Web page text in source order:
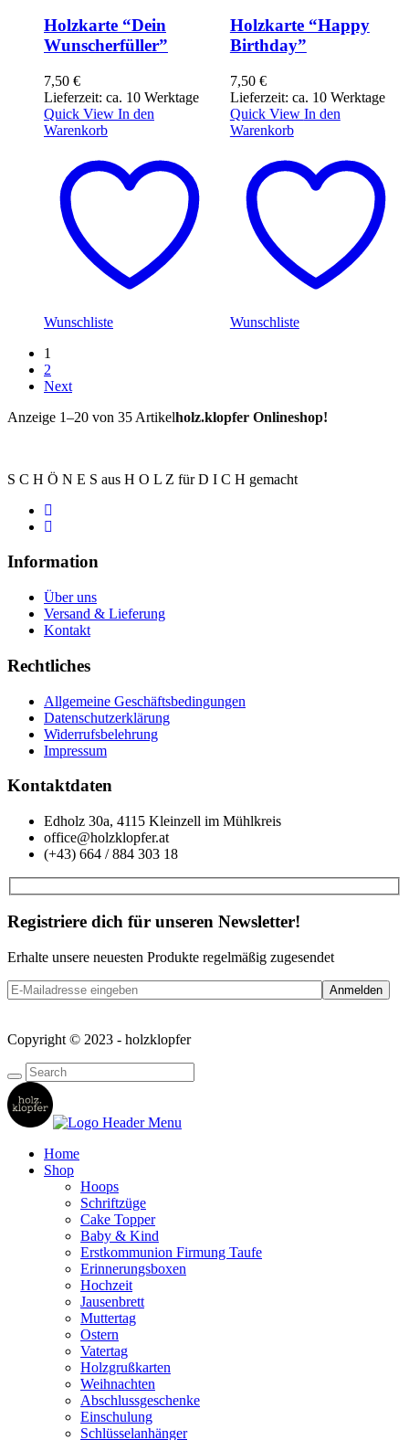
Holzkarte “Dein
Wunscherfüller”
7,50 €
Lieferzeit: ca. 10 Werktage
Quick View In den
Warenkorb
Wunschliste
Holzkarte “Happy
Birthday”
7,50 €
Lieferzeit: ca. 10 Werktage
Quick View In den
Warenkorb
Wunschliste
1
2
Next
Anzeige 1–20 von 35 Artikelholz.klopfer Onlineshop!
S C H Ö N E S aus H O L Z für D I C H gemacht
Information
Über uns
Versand & Lieferung
Kontakt
Rechtliches
Allgemeine Geschäftsbedingungen
Datenschutzerklärung
Widerrufsbelehrung
Impressum
Kontaktdaten
Edholz 30a, 4115 Kleinzell im Mühlkreis
office@holzklopfer.at
(+43) 664 / 884 303 18
Registriere dich für unseren Newsletter!
Erhalte unsere neuesten Produkte regelmäßig zugesendet
Copyright © 2023 - holzklopfer
Home
Shop
Hoops
Schriftzüge
Cake Topper
Baby & Kind
Erstkommunion Firmung Taufe
Erinnerungsboxen
Hochzeit
Jausenbrett
Muttertag
Ostern
Vatertag
Holzgrußkarten
Weihnachten
Abschlussgeschenke
Einschulung
Schlüsselanhänger